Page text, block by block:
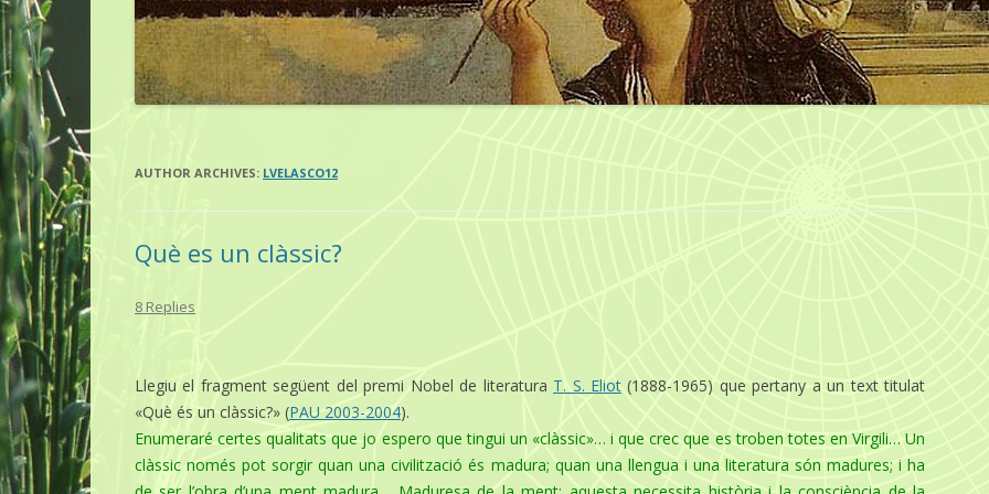
AUTHOR ARCHIVES: LVELASCO12
Què es un clàssic?
8 Replies
Llegiu el fragment següent del premi Nobel de literatura T. S. Eliot(1888-1965) que pertany a un text titulat
«Què és un clàssic?» (PAU 2003-2004).
Enumeraré certes qualitats que jo espero que tingui un «clàssic»… i que crec que es troben totes en Virgili… Un
clàssic només pot sorgir quan una civilització és madura; quan una llengua i una literatura són madures; i ha